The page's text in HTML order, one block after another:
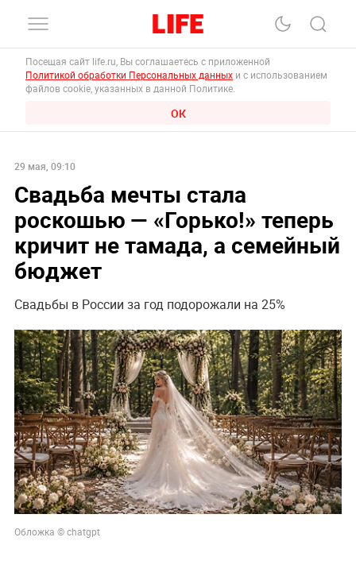
Посещая сайт life.ru, Вы соглашаетесь с приложенной
Политикой обработки Персональных данных и с использованием
файлов cookie, указанных в данной Политике.
ОК
29 мая, 09:10
Свадьба мечты стала
роскошью — «Горько!» теперь
кричит не тамада, а семейный
бюджет
Свадьбы в России за год подорожали на 25%
Обложка © chatgpt